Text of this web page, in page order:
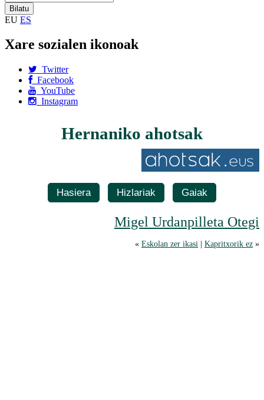
EU ES
Xare sozialen ikonoak
Twitter
Facebook
YouTube
Instagram
Hernaniko ahotsak
Hasiera Hizlariak Gaiak
Migel Urdanpilleta Otegi
« Eskolan zer ikasi | Kapritxorik ez »